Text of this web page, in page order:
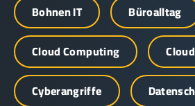
Bohnen IT
Büroalltag
Cloud Computing
Cyberangriffe